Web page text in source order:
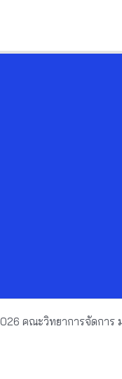
คณะวิทยาการจัดการ